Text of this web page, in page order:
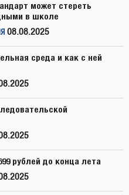
может стереть
в школе
08.08.2025
среда и как с ней
рублей до конца лета